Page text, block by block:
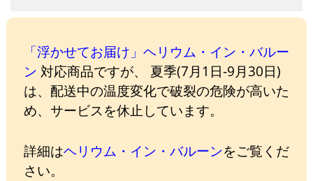
「浮かせてお届け」ヘリウム・イン・バルー
ン 対応商品ですが、 夏季(7月1日-9月30日)
は、配送中の温度変化で破裂の危険が高いた
め、サービスを休止しています。
詳細はヘリウム・イン・バルーンをご覧くだ
さい。